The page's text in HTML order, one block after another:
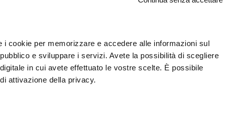
cookie per memorizzare e accedere alle informazioni sul
e sviluppare i servizi. Avete la possibilità di scegliere
in cui avete effettuato le vostre scelte. È possibile
attivazione della privacy.